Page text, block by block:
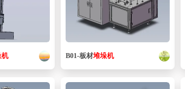
机 B01-板材堆垛机